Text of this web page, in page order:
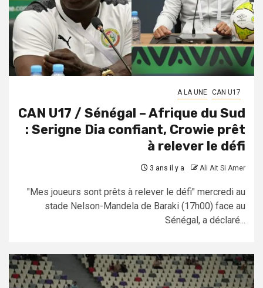
A LA UNE CAN U17
CAN U17 / Sénégal – Afrique du Sud
: Serigne Dia confiant, Crowie prêt
à relever le défi
3 ans il y a Ali Ait Si Amer
"Mes joueurs sont prêts à relever le défi" mercredi au
stade Nelson-Mandela de Baraki (17h00) face au
Sénégal, a déclaré...